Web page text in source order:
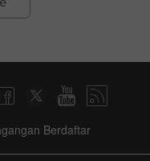
Berdaftar